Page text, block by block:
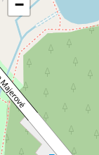
−